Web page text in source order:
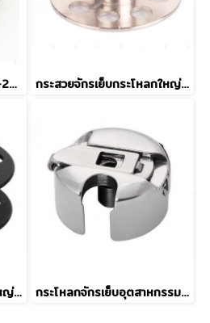
กระสวยกระโหลกใหญ่ DY-201 18034 แบบอลูมิเนียม กระสวยจักรเย็บกระโหลกใหญ่ 201 (MGP) Grade A
กระสวยจักรเย็บกระโหลกใหญ่ 201 Grade B กระโหลกจักรเย็บอุตสาหกรรม BC-DB1 (MGP)